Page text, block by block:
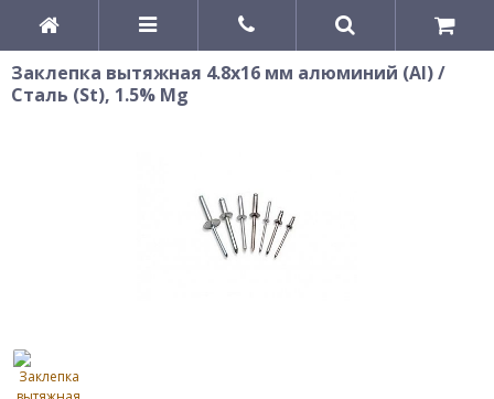
Заклепка вытяжная 4.8х16 мм алюминий (Al) /
Cталь (St), 1.5% Mg